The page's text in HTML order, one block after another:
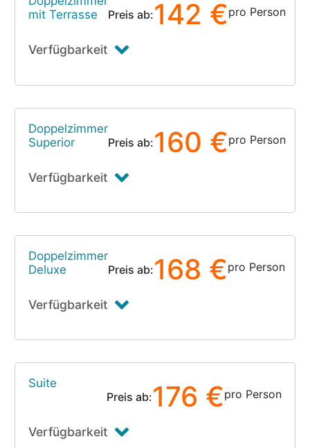
mit Terrasse
Preis ab:142 €pro Person
Verfügbarkeit
Doppelzimmer
Superior
Preis ab:160 €pro Person
Verfügbarkeit
Doppelzimmer
Deluxe
Preis ab:168 €pro Person
Verfügbarkeit
Suite
Preis ab:176 €pro Person
Verfügbarkeit